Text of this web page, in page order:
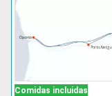
Comidas incluidas